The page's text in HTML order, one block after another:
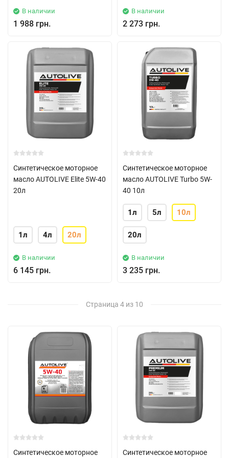
В наличии
1 988 грн.
В наличии
2 273 грн.
Синтетическое моторное
масло AUTOLIVE Elite 5W-40
20л
1л 4л 20л
В наличии
6 145 грн.
Синтетическое моторное
масло AUTOLIVE Turbo 5W-
40 10л
1л 5л 10л
20л
В наличии
3 235 грн.
Страница 4 из 10
Синтетическое моторное
Синтетическое моторное